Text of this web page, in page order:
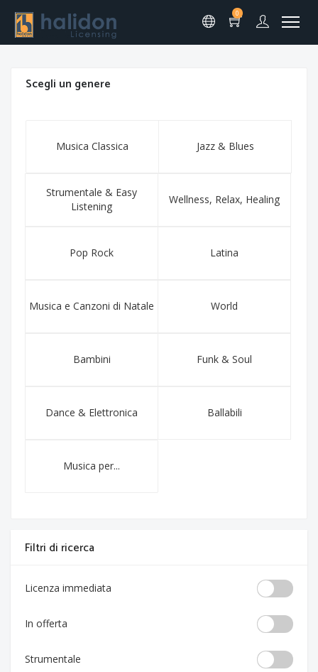
0
Scegli un genere
Musica Classica Jazz & Blues
Strumentale & Easy
Listening
Wellness, Relax, Healing
Pop Rock Latina
Musica e Canzoni di Natale World
Bambini Funk & Soul
Dance & Elettronica Ballabili
Musica per...
Filtri di ricerca
Licenza immediata
In offerta
Strumentale